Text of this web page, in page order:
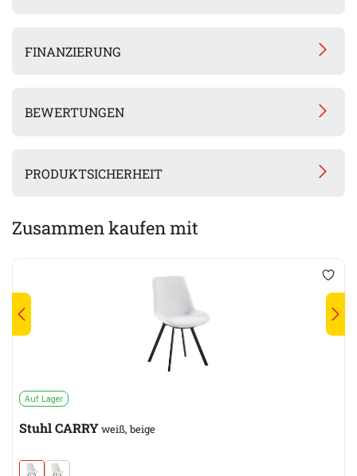
FINANZIERUNG
BEWERTUNGEN
PRODUKTSICHERHEIT
Zusammen kaufen mit
Auf Lager
Stuhl CARRYweiß, beige